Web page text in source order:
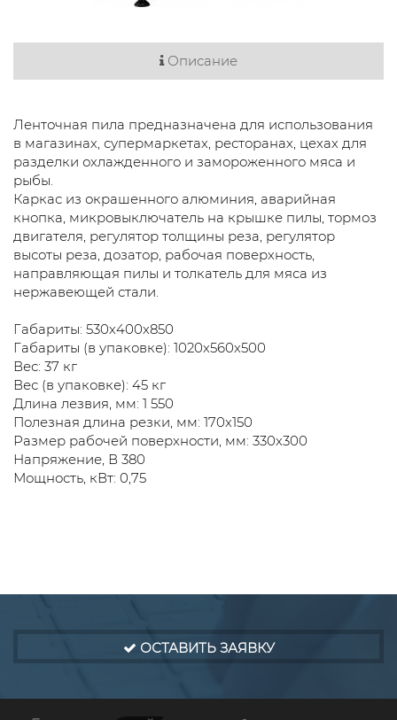
Описание
Ленточная пила предназначена для использования
в магазинах, супермаркетах, ресторанах, цехах для
разделки охлажденного и замороженного мяса и
рыбы.
Каркас из окрашенного алюминия, аварийная
кнопка, микровыключатель на крышке пилы, тормоз
двигателя, регулятор толщины реза, регулятор
высоты реза, дозатор, рабочая поверхность,
направляющая пилы и толкатель для мяса из
нержавеющей стали.
Габариты: 530х400х850
Габариты (в упаковке): 1020х560х500
Вес: 37 кг
Вес (в упаковке): 45 кг
Длина лезвия, мм: 1 550
Полезная длина резки, мм: 170х150
Размер рабочей поверхности, мм: 330х300
Напряжение, В 380
Мощность, кВт: 0,75
ОСТАВИТЬ ЗАЯВКУ